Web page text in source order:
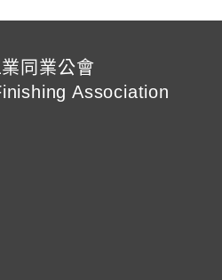
同業公會
Association